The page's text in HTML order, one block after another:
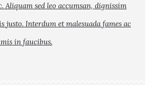
Aliquam sed leo accumsan, dignissim
justo. Interdum et malesuada fames ac
in faucibus.